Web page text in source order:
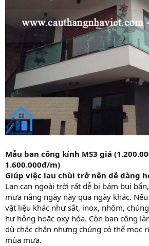
Mẫu ban công kính MS3 giá
1.600.000đ/m)
Giúp việc lau chùi trở nên dễ dàng
Lan can ngoài trời rất dễ bị bám bụi
mưa nắng ngày này qua ngày khác.
vật liệu khác như sắt, inox, nhôm,
hư hỏng hoặc oxy hóa. Còn ban công
dù chắc chắn nhưng chúng có thể mọc
mùa mưa.